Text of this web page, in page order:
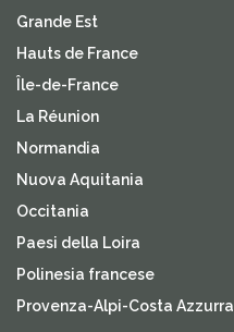
Grande Est
Hauts de France
Île-de-France
La Réunion
Normandia
Nuova Aquitania
Occitania
Paesi della Loira
Polinesia francese
Provenza-Alpi-Costa Azzurra